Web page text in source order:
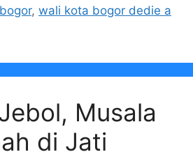
, wali kota bogor dedie a
Musala
di Jati